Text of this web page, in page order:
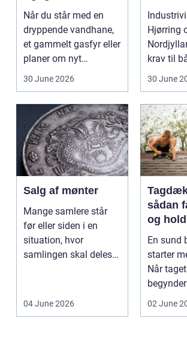
Når du står med en
dryppende vandhane,
et gammelt gasfyr eller
planer om nyt
badeværelse, bliver
30 June 2026
industri
Hjørring
krav til
hol...
30 June
Salg af mønter
Mange samlere står
før eller siden i en
situation, hvor
samlingen skal deles
04 June 2026
sådan
og
En sund
starter
Når
vand ind,
02 June